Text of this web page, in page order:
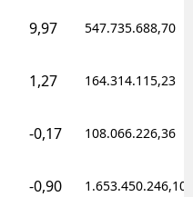
9,97 547.735.688,70
1,27 164.314.115,23
-0,17 108.066.226,36
-0,90 1.653.450.246,10